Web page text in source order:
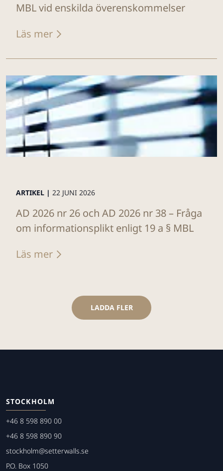
MBL vid enskilda överenskommelser
Läs mer
ARTIKEL | 22 JUNI 2026
AD 2026 nr 26 och AD 2026 nr 38 – Fråga
om informationsplikt enligt 19 a § MBL
Läs mer
LADDA FLER
STOCKHOLM
+46 8 598 890 00
+46 8 598 890 90
stockholm@setterwalls.se
P.O. Box 1050